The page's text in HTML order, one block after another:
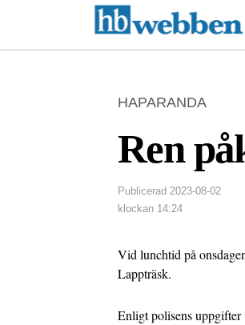
HAPARANDA
Ren
Publicerad 2023-08-02
klockan 14:24
Vid lunchtid på
Lappträsk.
Enligt polisens uppgifter